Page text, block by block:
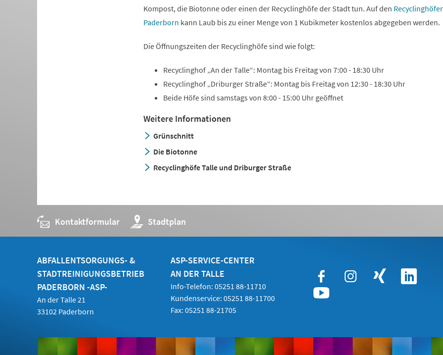
Kompost, die Biotonne oder einen der Recyclinghöfe der Stadt tun. Auf den
Paderborn kann Laub bis zu einer Menge von 1 Kubikmeter kostenlos abgegeben werden.
Die Öffnungszeiten der Recyclinghöfe sind wie folgt:
Recyclinghof „An der Talle“: Montag bis Freitag von 7:00 - 18:30 Uhr
Recyclinghof „Driburger Straße“: Montag bis Freitag von 12:30 - 18:30 Uhr
Beide Höfe sind samstags von 8:00 - 15:00 Uhr geöffnet
Weitere Informationen
Grünschnitt
Die Biotonne
Recyclinghöfe Talle und Driburger Straße
Kontaktformular Stadtplan
(Öffnet
in
einem
Tab)
ABFALLENTSORGUNGS- &
STADTREINIGUNGSBETRIEB
PADERBORN -ASP-
An der Talle 21
33102 Paderborn
ASP-SERVICE-CENTER
AN DER TALLE
Info-Telefon: 05251 88-11710
Kundenservice: 05251 88-11700
Fax: 05251 88-21705